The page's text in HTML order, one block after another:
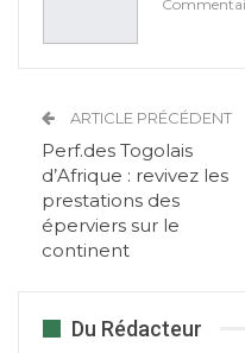
ARTICLE PRÉCÉDENT
Perf.des Togolais
d’Afrique : revivez les
prestations des
éperviers sur le
continent
Du Rédacteur